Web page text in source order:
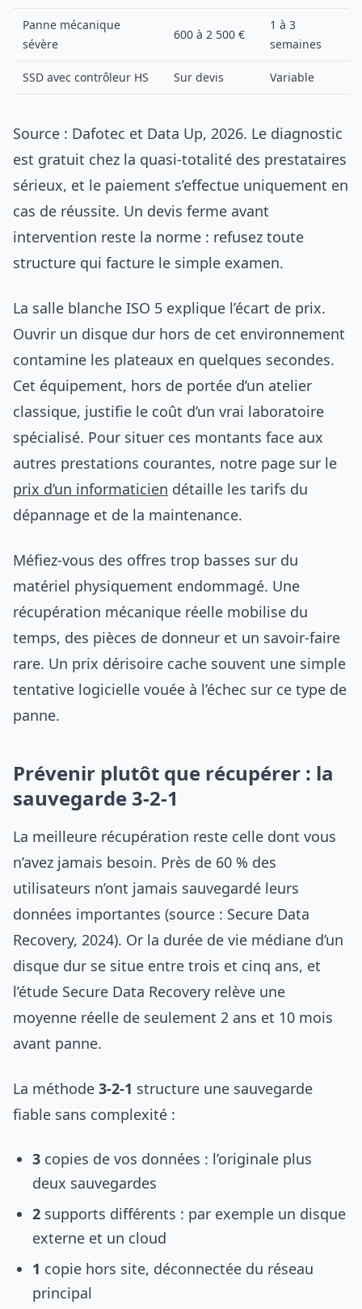
Panne mécanique
sévère
600 à 2 500 €
1 à 3
semaines
SSD avec contrôleur HS Sur devis Variable
Source : Dafotec et Data Up, 2026. Le diagnostic
est gratuit chez la quasi-totalité des prestataires
sérieux, et le paiement s’effectue uniquement en
cas de réussite. Un devis ferme avant
intervention reste la norme : refusez toute
structure qui facture le simple examen.
La salle blanche ISO 5 explique l’écart de prix.
Ouvrir un disque dur hors de cet environnement
contamine les plateaux en quelques secondes.
Cet équipement, hors de portée d’un atelier
classique, justifie le coût d’un vrai laboratoire
spécialisé. Pour situer ces montants face aux
autres prestations courantes, notre page sur le
prix d’un informaticien détaille les tarifs du
dépannage et de la maintenance.
Méfiez-vous des offres trop basses sur du
matériel physiquement endommagé. Une
récupération mécanique réelle mobilise du
temps, des pièces de donneur et un savoir-faire
rare. Un prix dérisoire cache souvent une simple
tentative logicielle vouée à l’échec sur ce type de
panne.
Prévenir plutôt que récupérer : la
sauvegarde 3-2-1
La meilleure récupération reste celle dont vous
n’avez jamais besoin. Près de 60 % des
utilisateurs n’ont jamais sauvegardé leurs
données importantes (source : Secure Data
Recovery, 2024). Or la durée de vie médiane d’un
disque dur se situe entre trois et cinq ans, et
l’étude Secure Data Recovery relève une
moyenne réelle de seulement 2 ans et 10 mois
avant panne.
La méthode 3-2-1 structure une sauvegarde
fiable sans complexité :
3 copies de vos données : l’originale plus
deux sauvegardes
2 supports différents : par exemple un disque
externe et un cloud
1 copie hors site, déconnectée du réseau
principal